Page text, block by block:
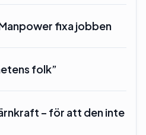
fixa jobben
folk”
– för att den inte